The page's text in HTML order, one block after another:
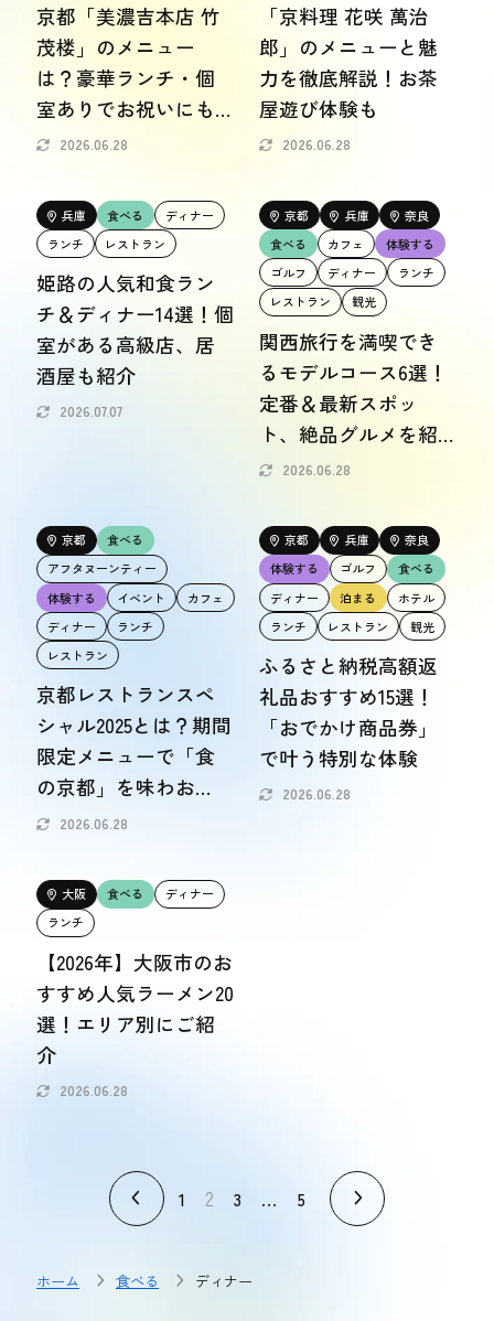
関西おでかけ手帖とは
お問い合わせ
京都「美濃吉本店 竹
茂楼」のメニュー
は？豪華ランチ・個
室ありでお祝いにも
対応2026.06.28
「京料理 花咲 萬治
郎」のメニューと魅
力を徹底解説！お茶
屋遊び体験も
2026.06.28
兵庫 食べる
ディナー
ランチ
レストラン
姫路の人気和食ラン
チ＆ディナー14選！個
室がある高級店、居
酒屋も紹介
2026.07.07
京都 兵庫
奈良
食べる
カフェ
体験する
ゴルフ
ディナー
ランチ
レストラン
観光
関西旅行を満喫でき
るモデルコース6選！
定番＆最新スポッ
ト、絶品グルメを紹
介 2026.06.28
京都
食べる
アフタヌーンティー
体験する
イベント
カフェ
ディナー
ランチ
レストラン
京都レストランスペ
シャル2025とは？期間
限定メニューで「食
の京都」を味わお
う！2026.06.28
京都 兵庫
奈良
体験する
ゴルフ
食べる
ディナー
泊まる
ホテル
ランチ
レストラン 観光
ふるさと納税高額返
礼品おすすめ15選！
「おでかけ商品券」
で叶う特別な体験
2026.06.28
大阪 食べる
ディナー
ランチ
【2026年】大阪市のお
すすめ人気ラーメン20
選！エリア別にご紹
介
2026.06.28
1 2 3 … 5
ホーム 食べる ディナー